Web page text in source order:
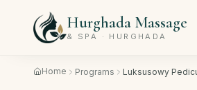
Hurghada Massage
& SPA · HURGHADA
Home Programs Luksusowy